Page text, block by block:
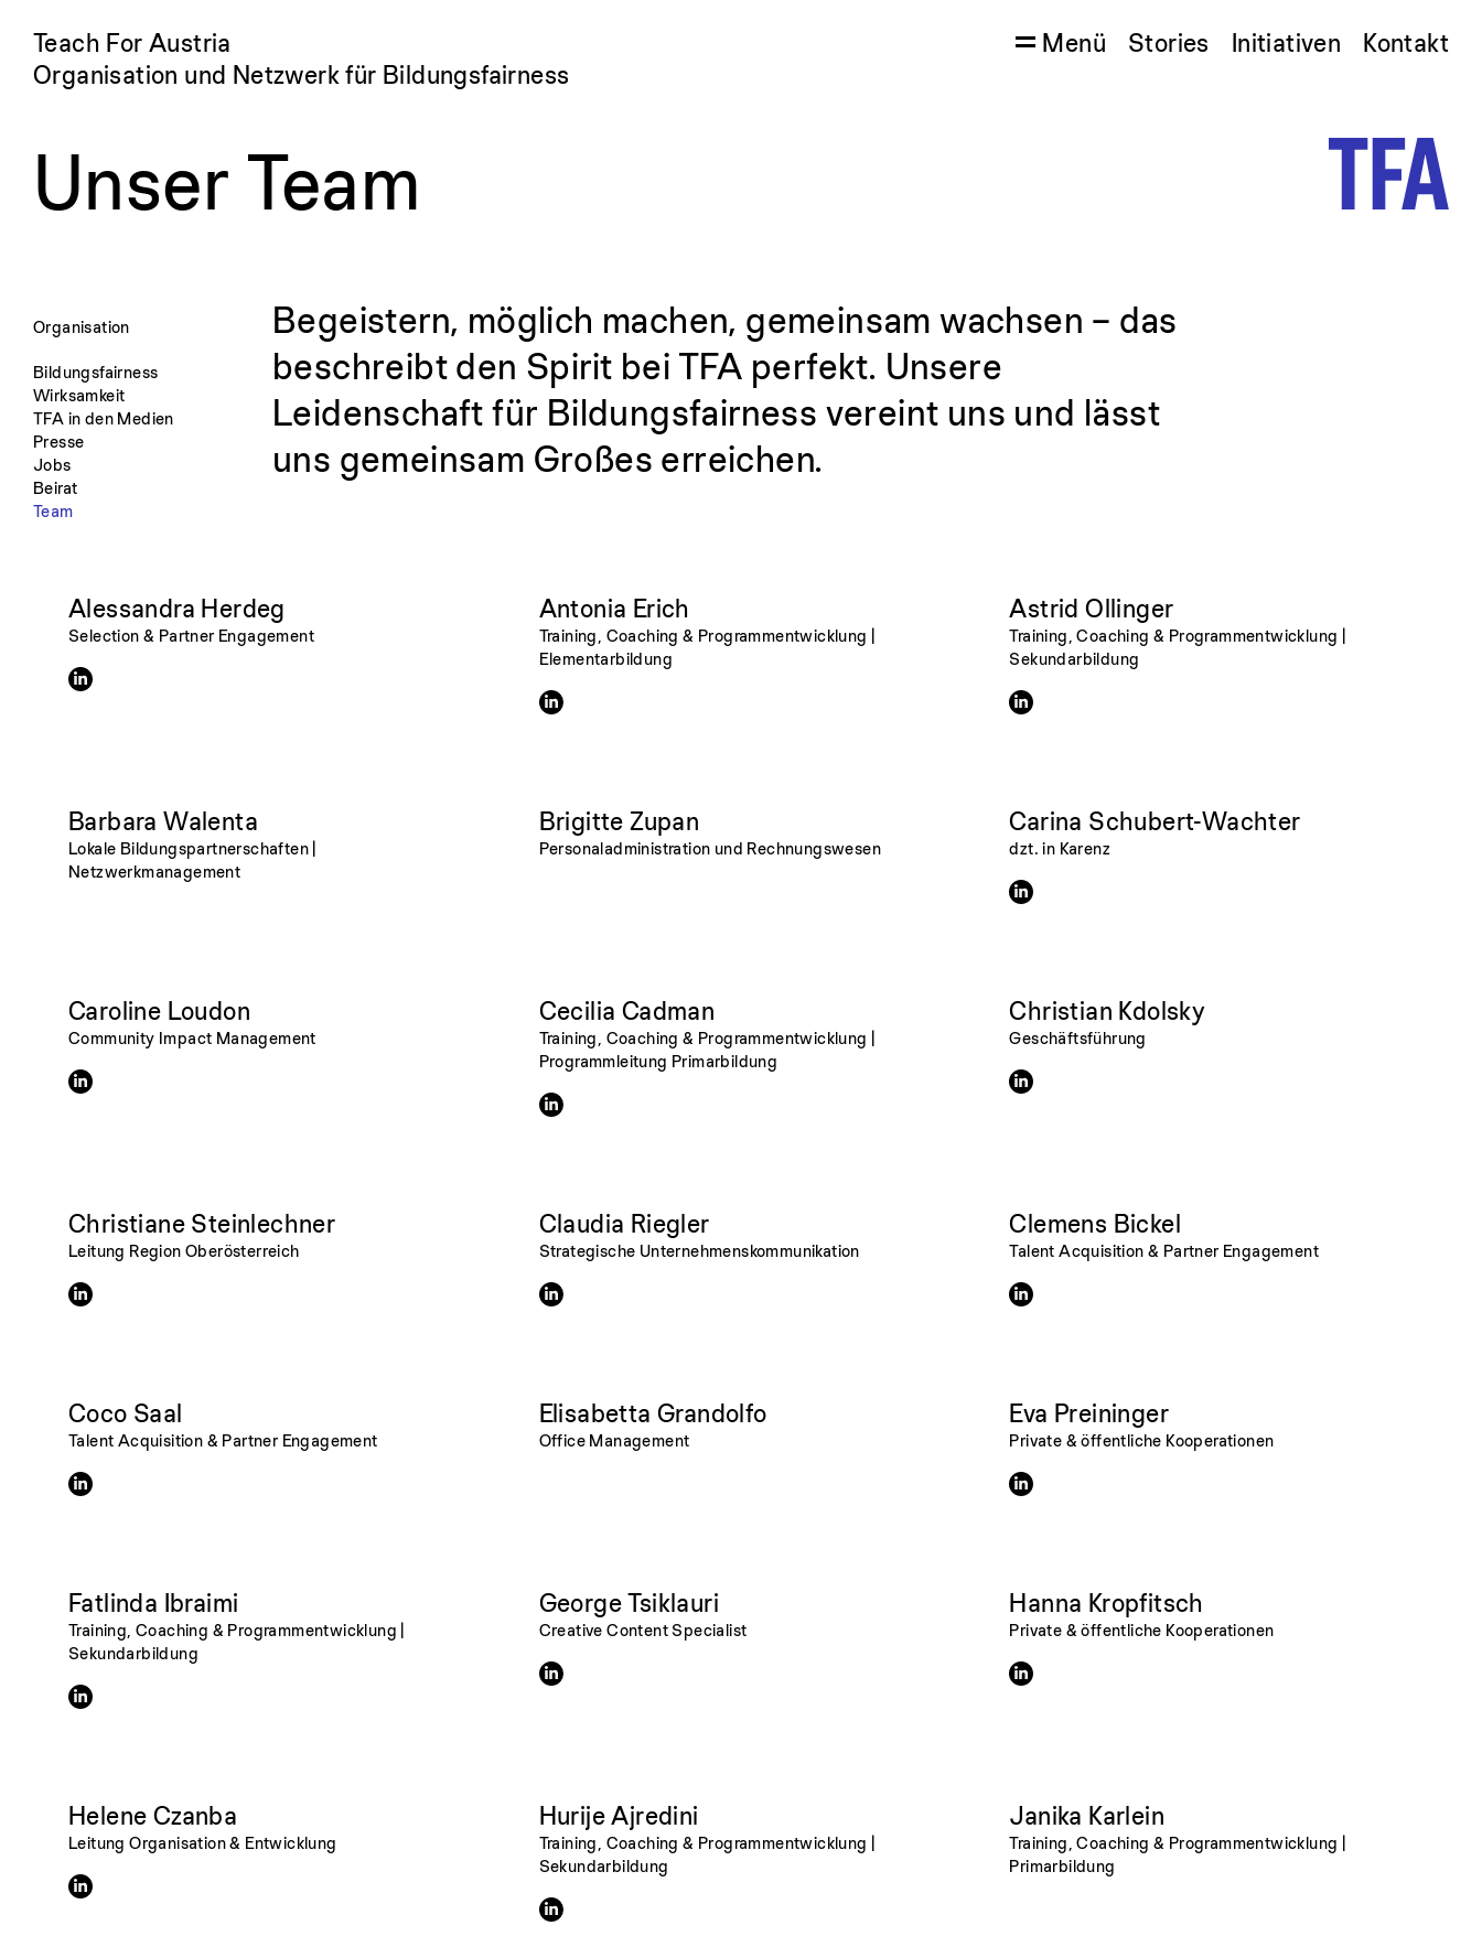
Teach For Austria
Organisation und Netzwerk für Bildungsfairness
Menü Stories Initiativen Kontakt
Unser Team
Organisation
Bildungsfairness
Wirksamkeit
TFA in den Medien
Presse
Jobs
Beirat
Team
Begeistern, möglich machen, gemeinsam wachsen – das
beschreibt den Spirit bei TFA perfekt. Unsere
Leidenschaft für Bildungsfairness vereint uns und lässt
uns gemeinsam Großes erreichen.
Alessandra Herdeg
Selection & Partner Engagement
Antonia Erich
Training, Coaching & Programmentwicklung |
Elementarbildung
Astrid Ollinger
Training, Coaching & Programmentwicklung |
Sekundarbildung
Barbara Walenta
Lokale Bildungspartnerschaften |
Netzwerkmanagement
Brigitte Zupan
Personaladministration und Rechnungswesen
Carina Schubert-Wachter
dzt. in Karenz
Caroline Loudon
Community Impact Management
Cecilia Cadman
Training, Coaching & Programmentwicklung |
Programmleitung Primarbildung
Christian Kdolsky
Geschäftsführung
Christiane Steinlechner
Leitung Region Oberösterreich
Claudia Riegler
Strategische Unternehmenskommunikation
Clemens Bickel
Talent Acquisition & Partner Engagement
Coco Saal
Talent Acquisition & Partner Engagement
Elisabetta Grandolfo
Office Management
Eva Preininger
Private & öffentliche Kooperationen
Fatlinda Ibraimi
Training, Coaching & Programmentwicklung |
Sekundarbildung
George Tsiklauri
Creative Content Specialist
Hanna Kropfitsch
Private & öffentliche Kooperationen
Helene Czanba
Leitung Organisation & Entwicklung
Hurije Ajredini
Training, Coaching & Programmentwicklung |
Sekundarbildung
Janika Karlein
Training, Coaching & Programmentwicklung |
Primarbildung